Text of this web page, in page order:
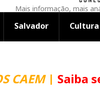
Mais informação, mais
Salvador Cultura
CAEM| Saiba